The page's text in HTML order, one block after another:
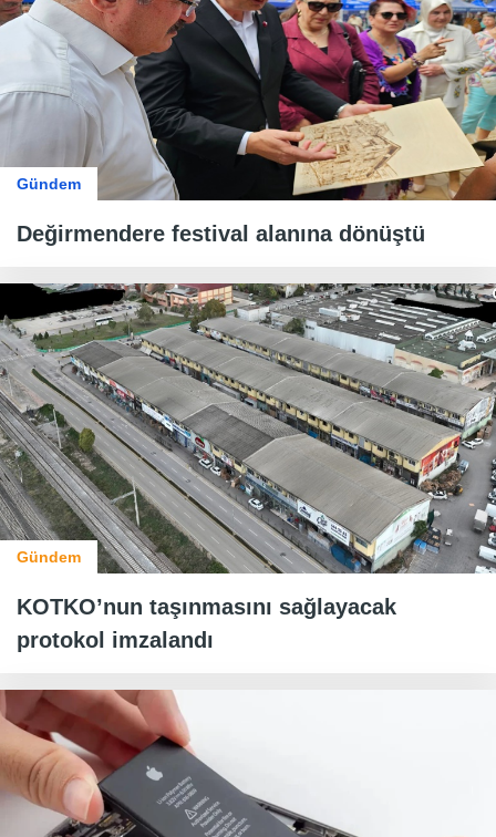
Gündem
Değirmendere festival alanına dönüştü
Gündem
KOTKO’nun taşınmasını sağlayacak
protokol imzalandı